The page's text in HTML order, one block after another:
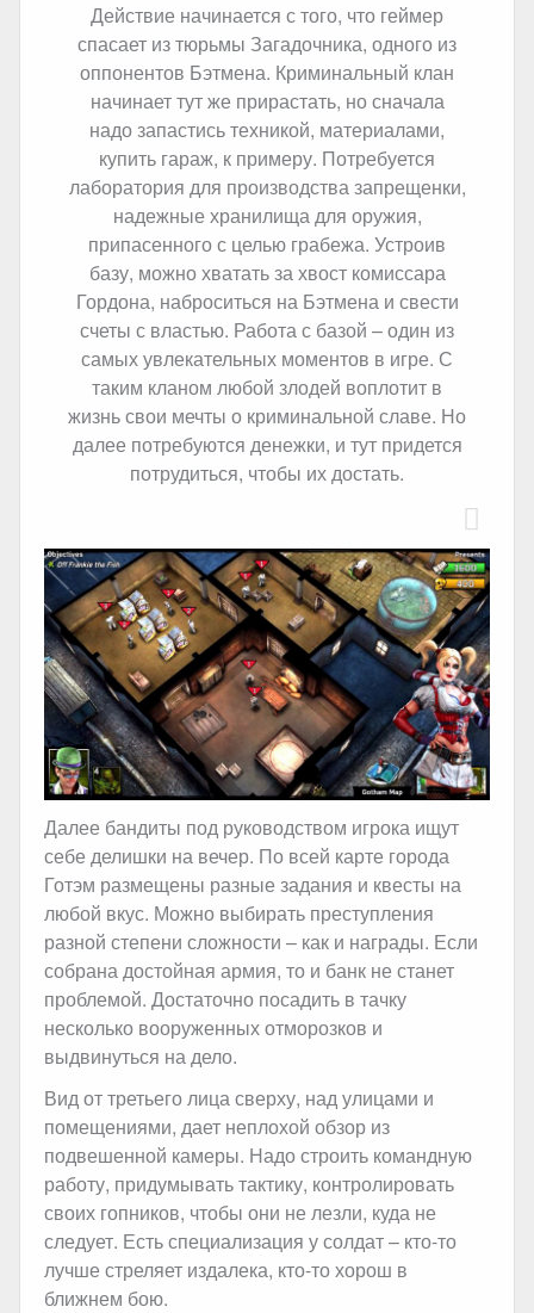
Действие начинается с того, что геймер
спасает из тюрьмы Загадочника, одного из
оппонентов Бэтмена. Криминальный клан
начинает тут же прирастать, но сначала
надо запастись техникой, материалами,
купить гараж, к примеру. Потребуется
лаборатория для производства запрещенки,
надежные хранилища для оружия,
припасенного с целью грабежа. Устроив
базу, можно хватать за хвост комиссара
Гордона, наброситься на Бэтмена и свести
счеты с властью. Работа с базой – один из
самых увлекательных моментов в игре. С
таким кланом любой злодей воплотит в
жизнь свои мечты о криминальной славе. Но
далее потребуются денежки, и тут придется
потрудиться, чтобы их достать.
Далее бандиты под руководством игрока ищут
себе делишки на вечер. По всей карте города
Готэм размещены разные задания и квесты на
любой вкус. Можно выбирать преступления
разной степени сложности – как и награды. Если
собрана достойная армия, то и банк не станет
проблемой. Достаточно посадить в тачку
несколько вооруженных отморозков и
выдвинуться на дело.
Вид от третьего лица сверху, над улицами и
помещениями, дает неплохой обзор из
подвешенной камеры. Надо строить командную
работу, придумывать тактику, контролировать
своих гопников, чтобы они не лезли, куда не
следует. Есть специализация у солдат – кто-то
лучше стреляет издалека, кто-то хорош в
ближнем бою.